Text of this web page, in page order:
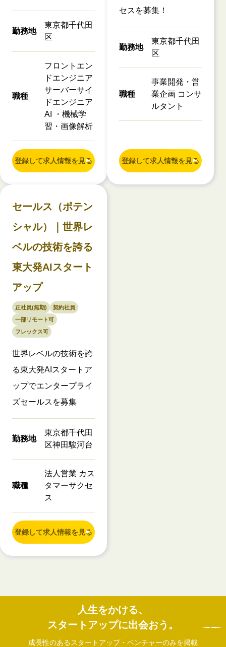
勤務地
東京都千代田
区
職種
フロントエン
ドエンジニア
サーバーサイ
ドエンジニア
AI ・機械学
習・画像解析
登録して求人情報を見る
セスを募集！
勤務地
東京都千代田
区
職種
事業開発・営
業企画 コンサ
ルタント
登録して求人情報を見る
セールス（ポテン
シャル）｜世界レ
ベルの技術を誇る
東大発AIスタート
アップ
正社員(無期)
契約社員
一部リモート可
フレックス可
世界レベルの技術を誇
る東大発AIスタートア
ップでエンタープライ
ズセールスを募集
勤務地
東京都千代田
区神田駿河台
職種
法人営業 カス
タマーサクセ
ス
登録して求人情報を見る
人生をかける、
スタートアップに出会おう。
成長性のあるスタートアップ・ベンチャーのみを掲載